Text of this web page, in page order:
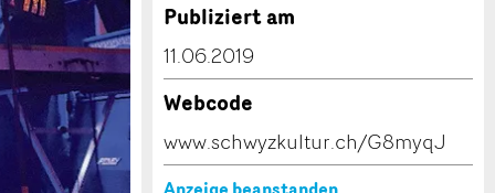
Publiziert am
11.06.2019
Webcode
www.schwyzkultur.ch/G8myqJ